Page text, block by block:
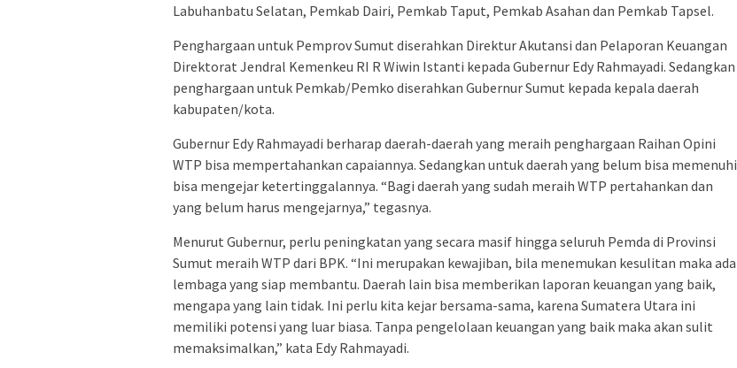
Labuhanbatu Selatan, Pemkab Dairi, Pemkab Taput, Pemkab Asahan dan Pemkab Tapsel.
Penghargaan untuk Pemprov Sumut diserahkan Direktur Akutansi dan Pelaporan Keuangan
Direktorat Jendral Kemenkeu RI R Wiwin Istanti kepada Gubernur Edy Rahmayadi. Sedangkan
penghargaan untuk Pemkab/Pemko diserahkan Gubernur Sumut kepada kepala daerah
kabupaten/kota.
Gubernur Edy Rahmayadi berharap daerah-daerah yang meraih penghargaan Raihan Opini
WTP bisa mempertahankan capaiannya. Sedangkan untuk daerah yang belum bisa memenuhi
bisa mengejar ketertinggalannya. “Bagi daerah yang sudah meraih WTP pertahankan dan
yang belum harus mengejarnya,” tegasnya.
Menurut Gubernur, perlu peningkatan yang secara masif hingga seluruh Pemda di Provinsi
Sumut meraih WTP dari BPK. “Ini merupakan kewajiban, bila menemukan kesulitan maka ada
lembaga yang siap membantu. Daerah lain bisa memberikan laporan keuangan yang baik,
mengapa yang lain tidak. Ini perlu kita kejar bersama-sama, karena Sumatera Utara ini
memiliki potensi yang luar biasa. Tanpa pengelolaan keuangan yang baik maka akan sulit
memaksimalkan,” kata Edy Rahmayadi.